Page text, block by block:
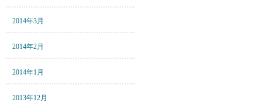
2014年3月
2014年2月
2014年1月
2013年12月